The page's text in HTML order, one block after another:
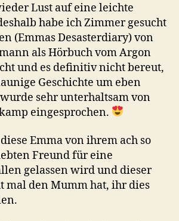
Lust auf eine leichte
habe ich Zimmer gesucht
(Emmas Desasterdiary) von
als Hörbuch vom Argon
und es definitiv nicht bereut,
Geschichte um eben
sehr unterhaltsam von
eingesprochen.
Emma von ihrem ach so
Freund für eine
gelassen wird und dieser
mal den Mumm hat, ihr dies